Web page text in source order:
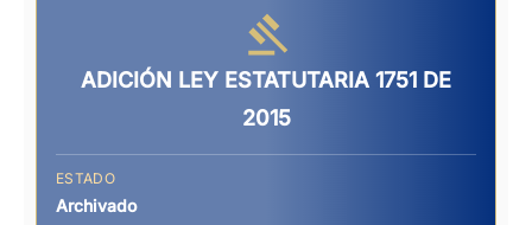
ADICIÓN LEY ESTATUTARIA 1751 DE
2015
ESTADO
Archivado